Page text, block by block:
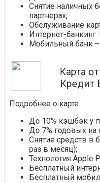
Снятие наличных
партнерах;
Обслуживание
Интернет-банкинг
Мобильный банк –
Карта
Кредит
Подробнее о карте
До 10% кэшбэк у
До 7% годовых на
Снятие средств в
раз в месяц);
Технология Apple
Бесплатный
Бесплатный